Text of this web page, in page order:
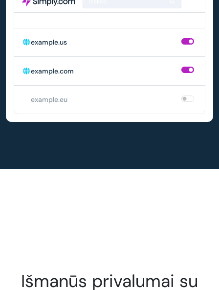
example.us
example.com
example.eu
Išmanūs privalumai su